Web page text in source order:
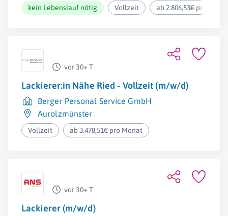
kein Lebenslauf nötig Vollzeit ab 2.806,53€ pro
vor 30+ T
Lackierer:in Nähe Ried - Vollzeit (m/w/d)
Berger Personal Service GmbH
Aurolzmünster
Vollzeit ab 3.478,51€ pro Monat
vor 30+ T
Lackierer (m/w/d)